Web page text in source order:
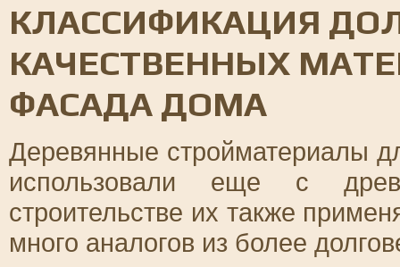
КЛАССИФИКАЦИЯ
КАЧЕСТВЕННЫХ
ФАСАДА ДОМА
Деревянные стройматериалы
использовали еще с
строительстве их также
много аналогов из более